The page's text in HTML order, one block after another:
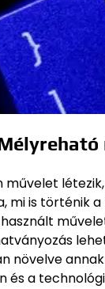
is történik
növelve
a